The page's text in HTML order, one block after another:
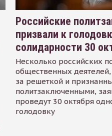
Российские
призвали к
солидарности 30
Несколько российских
общественных
за решеткой и
политзаключенными,
проведут 30 октября
голодовку